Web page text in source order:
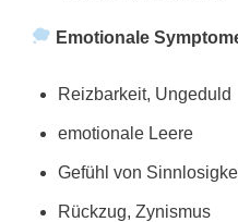
Emotionale
Reizbarkeit, Ungeduld
emotionale Leere
Gefühl von
Rückzug, Zynismus